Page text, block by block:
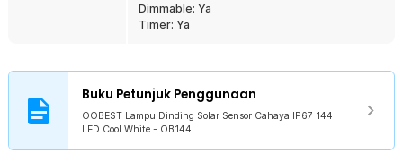
Dimmable: Ya
Timer: Ya
Buku Petunjuk Penggunaan
OOBEST Lampu Dinding Solar Sensor Cahaya IP67 144
LED Cool White - OB144